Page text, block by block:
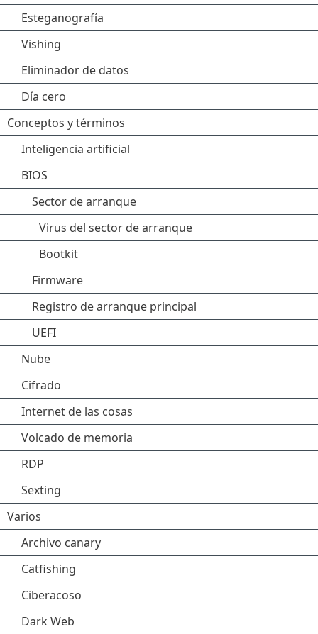
Esteganografía
Vishing
Eliminador de datos
Día cero
Conceptos y términos
Inteligencia artificial
BIOS
Sector de arranque
Virus del sector de arranque
Bootkit
Firmware
Registro de arranque principal
UEFI
Nube
Cifrado
Internet de las cosas
Volcado de memoria
RDP
Sexting
Varios
Archivo canary
Catfishing
Ciberacoso
Dark Web